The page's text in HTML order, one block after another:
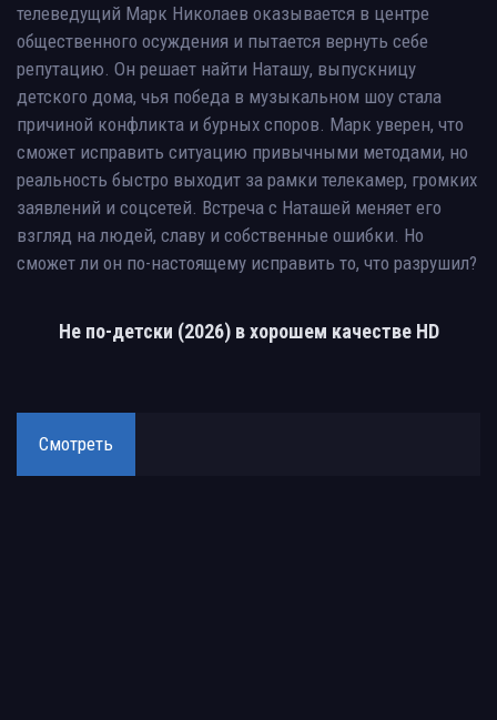
телеведущий Марк Николаев оказывается в центре
общественного осуждения и пытается вернуть себе
репутацию. Он решает найти Наташу, выпускницу
детского дома, чья победа в музыкальном шоу стала
причиной конфликта и бурных споров. Марк уверен, что
сможет исправить ситуацию привычными методами, но
реальность быстро выходит за рамки телекамер, громких
заявлений и соцсетей. Встреча с Наташей меняет его
взгляд на людей, славу и собственные ошибки. Но
сможет ли он по-настоящему исправить то, что разрушил?
Не по-детски (2026) в хорошем качестве HD
Смотреть